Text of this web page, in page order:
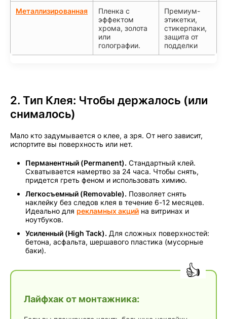
Металлизированная
Пленка с
эффектом
хрома, золота
или
голографии.
Премиум-
этикетки,
стикерпаки,
защита от
подделки
2. Тип Клея: Чтобы держалось (или
снималось)
Мало кто задумывается о клее, а зря. От него зависит,
испортите вы поверхность или нет.
Перманентный (Permanent). Стандартный клей.
Схватывается намертво за 24 часа. Чтобы снять,
придется греть феном и использовать химию.
Легкосъемный (Removable). Позволяет снять
наклейку без следов клея в течение 6-12 месяцев.
Идеально для рекламных акций на витринах и
ноутбуков.
Усиленный (High Tack). Для сложных поверхностей:
бетона, асфальта, шершавого пластика (мусорные
баки).
Лайфхак от монтажника: